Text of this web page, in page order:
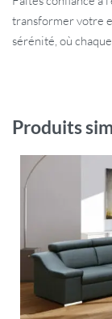
transformer votre
sérénité, où
Produits